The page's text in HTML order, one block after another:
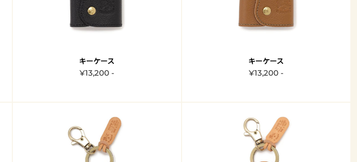
キーケース
¥13,200 -
キーケース
¥13,200 -